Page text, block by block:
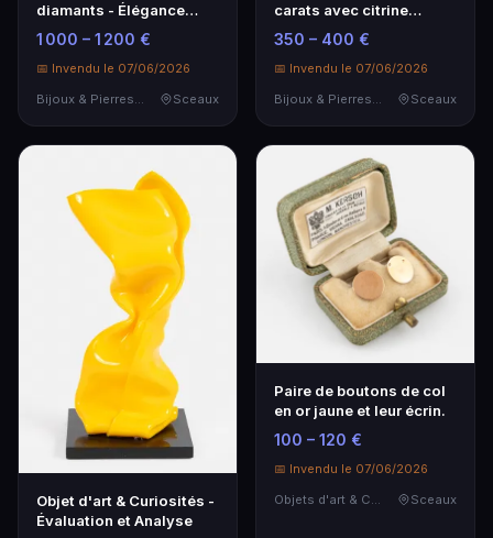
diamants - Élégance
intemporelle
1 000 – 1 200 €
📅 Invendu le 07/06/2026
Bijoux & Pierres Précieuses
Sceaux
carats avec citrine
rectangulaire
350 – 400 €
📅 Invendu le 07/06/2026
Bijoux & Pierres Précieuses
Sceaux
Objet d'art & Curiosités -
Évaluation et Analyse
Paire de boutons de col
en or jaune et leur écrin.
100 – 120 €
📅 Invendu le 07/06/2026
Objets d'art & Curiosités
Sceaux